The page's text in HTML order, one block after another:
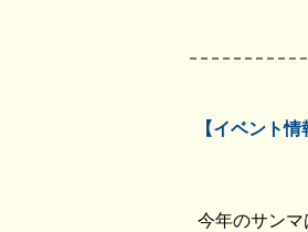
【イベント
今年のサンマ